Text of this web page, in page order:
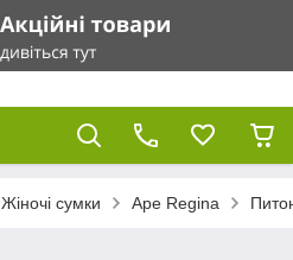
Жіночі сумки Ape Regina